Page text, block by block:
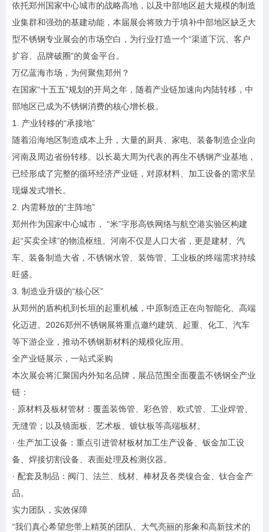
依托郑州国家中心城市的战略高地，以及中部地区超大规模的制造
业集群和强劲的基建动能，本届展会将致力于填补中部地区缺乏大
型不锈钢专业展会的市场空白，为行业打造一个“渠道下沉、客户
扩容、品牌破圈”的黄金平台。
万亿蓝海市场，为何聚焦郑州？
在国家“十五五”规划的开局之年，随着产业链加速向内陆转移，中
部地区已成为不锈钢消费的核心增长极。
1. 产业转移的“承接地”
随着沿海地区制造成本上升，大量的厨具、家电、装备制造企业向
河南及周边省份转移。以长葛大周为代表的再生不锈钢产业基地，
已经形成了完整的循环经济产业链，对原材料、加工设备的需求呈
现爆发式增长。
2. 内需释放的“主阵地”
郑州作为国家中心城市， “米”字形高铁网络与航空港实验区构建
起“买卖全球”的物流枢纽。河南不仅是人口大省，更是建材、汽
车、装备制造大省，不锈钢水管、装饰管、工业板的终端需求持续
旺盛。
3. 制造业升级的“核心区”
从郑州的盾构机到长垣的起重机械，中原制造正在向智能化、高端
化迈进。2026郑州不锈钢展将重点邀约建筑、起重、化工、汽车
等下游企业，推动不锈钢新材料的规模化应用。
全产业链展示，一站式采购
本次展会将汇聚国内外知名品牌，展品范围全面覆盖不锈钢全产业
链：
· 原材料及板材管材：覆盖装饰管、彩色管、欧式管、工业焊管、
无缝管；以及镜面板、艺术板、镀钛板等高端板材。
· 生产加工设备：重点引进管材板材加工生产设备、钣金加工设
备、焊接切割设备、表面处理及检测仪器。
· 配套及制品：阀门、法兰、线材、棒材及各类镍合金、钛合金产
品。
实力团队，实效保障
“我们真心希望您带上精英的团队、大气亮丽的形象和高新技术的